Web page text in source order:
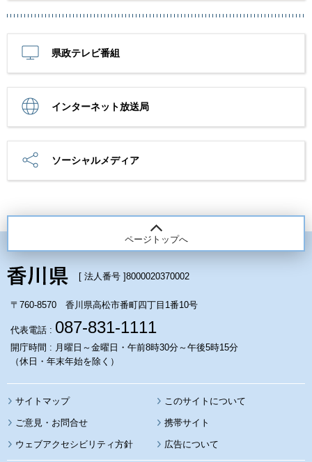
県政テレビ番組
インターネット放送局
ソーシャルメディア
ページトップへ
[ 法人番号 ]8000020370002
〒760-8570 香川県高松市番町四丁目1番10号
代表電話 : 087-831-1111
開庁時間 : 月曜日～金曜日・午前8時30分～午後5時15分
（休日・年末年始を除く）
サイトマップ このサイトについて
携帯サイト
ウェブアクセシビリティ方針 広告について